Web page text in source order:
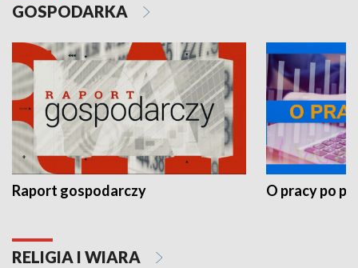
GOSPODARKA
Raport gospodarczy O pracy po
RELIGIA I WIARA